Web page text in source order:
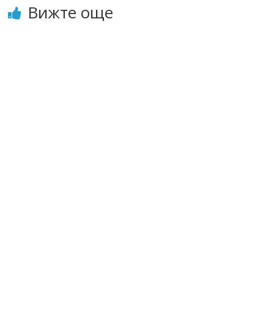
Вижте още